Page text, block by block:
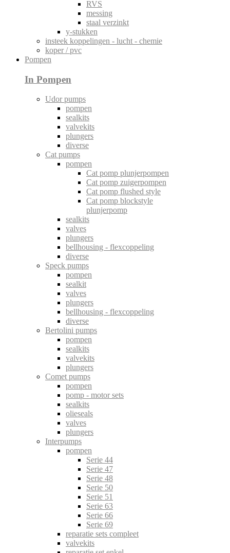
RVS
messing
staal verzinkt
y-stukken
insteek koppelingen - lucht - chemie
koper / pvc
Pompen
In Pompen
Udor pumps
pompen
sealkits
valvekits
plungers
diverse
Cat pumps
pompen
Cat pomp plunjerpompen
Cat pomp zuigerpompen
Cat pomp flushed style
Cat pomp blockstyle
plunjerpomp
sealkits
valves
plungers
bellhousing - flexcoppeling
diverse
Speck pumps
pompen
sealkit
valves
plungers
bellhousing - flexcoppeling
diverse
Bertolini pumps
pompen
sealkits
valvekits
plungers
Comet pumps
pompen
pomp - motor sets
sealkits
olieseals
valves
plungers
Interpumps
pompen
Serie 44
Serie 47
Serie 48
Serie 50
Serie 51
Serie 63
Serie 66
Serie 69
reparatie sets compleet
valvekits